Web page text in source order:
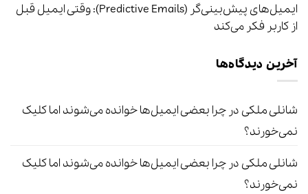
ایمیل‌های پیش‌بینی‌گر (Predictive Emails): وقتی ایمیل قبل
از کاربر فکر می‌کند
آخرین دیدگاه‌ها
شانلی ملکی در چرا بعضی ایمیل‌ها خوانده می‌شوند اما کلیک
نمی‌خورند؟
شانلی ملکی در چرا بعضی ایمیل‌ها خوانده می‌شوند اما کلیک
نمی‌خورند؟